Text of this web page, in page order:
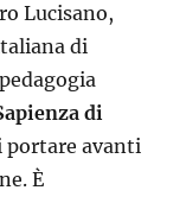
Lucisano,
di
di
portare avanti
È